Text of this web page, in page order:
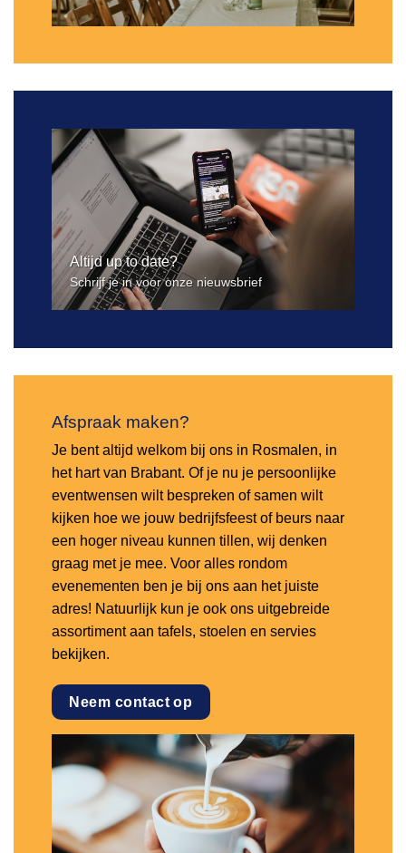
Altijd up to date?
Schrijf je in voor onze nieuwsbrief
Afspraak maken?
Je bent altijd welkom bij ons in Rosmalen, in
het hart van Brabant. Of je nu je persoonlijke
eventwensen wilt bespreken of samen wilt
kijken hoe we jouw bedrijfsfeest of beurs naar
een hoger niveau kunnen tillen, wij denken
graag met je mee. Voor alles rondom
evenementen ben je bij ons aan het juiste
adres! Natuurlijk kun je ook ons uitgebreide
assortiment aan tafels, stoelen en servies
bekijken.
Neem contact op